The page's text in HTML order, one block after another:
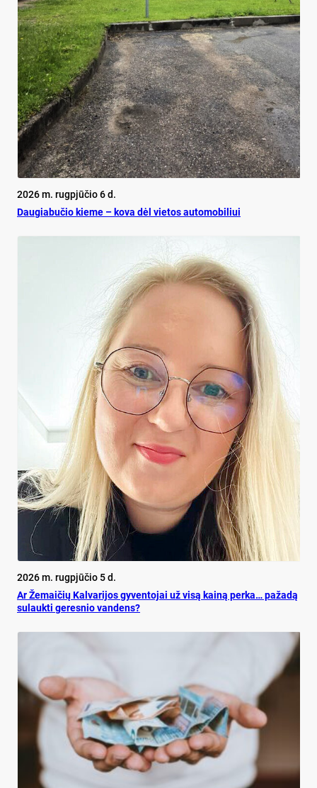
2026 m. rugpjūčio 6 d.
Dau­gia­bu­čio kie­me – ko­va dėl vie­tos au­to­mo­bi­liui
2026 m. rugpjūčio 5 d.
Ar Že­mai­čių Kal­va­ri­jos gy­ven­to­jai už vi­są kai­ną per­ka… pa­ža­dą
su­lauk­ti ge­res­nio van­dens?